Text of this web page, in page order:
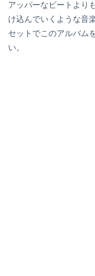
アッパーなビートより
け込んでいくような音
セットでこのアルバム
い。